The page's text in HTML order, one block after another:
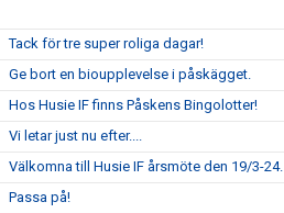
Tack för tre super roliga dagar!
Ge bort en bioupplevelse i påskägget.
Hos Husie IF finns Påskens Bingolotter!
Vi letar just nu efter....
Välkomna till Husie IF årsmöte den 19/3-24.
Passa på!